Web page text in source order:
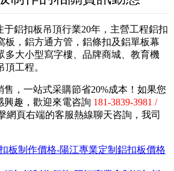
于鋁扣板吊頂行業20年，主營工程鋁扣
板，鋁方通方管，鋁條扣及鋁單板幕
多大小型寫字樓、品牌商城、教育機
工程。
售，一站式采購節省20%成本！如果您
興趣，歡迎來電咨詢 181-3839-3981 /
網頁右端的客服熱線聊天咨詢，我司